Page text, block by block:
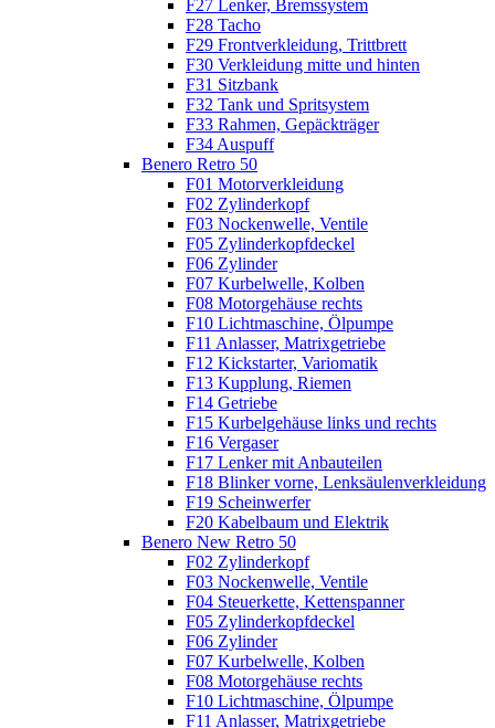
F27 Lenker, Bremssystem
F28 Tacho
F29 Frontverkleidung, Trittbrett
F30 Verkleidung mitte und hinten
F31 Sitzbank
F32 Tank und Spritsystem
F33 Rahmen, Gepäckträger
F34 Auspuff
Benero Retro 50
F01 Motorverkleidung
F02 Zylinderkopf
F03 Nockenwelle, Ventile
F05 Zylinderkopfdeckel
F06 Zylinder
F07 Kurbelwelle, Kolben
F08 Motorgehäuse rechts
F10 Lichtmaschine, Ölpumpe
F11 Anlasser, Matrixgetriebe
F12 Kickstarter, Variomatik
F13 Kupplung, Riemen
F14 Getriebe
F15 Kurbelgehäuse links und rechts
F16 Vergaser
F17 Lenker mit Anbauteilen
F18 Blinker vorne, Lenksäulenverkleidung
F19 Scheinwerfer
F20 Kabelbaum und Elektrik
Benero New Retro 50
F02 Zylinderkopf
F03 Nockenwelle, Ventile
F04 Steuerkette, Kettenspanner
F05 Zylinderkopfdeckel
F06 Zylinder
F07 Kurbelwelle, Kolben
F08 Motorgehäuse rechts
F10 Lichtmaschine, Ölpumpe
F11 Anlasser, Matrixgetriebe